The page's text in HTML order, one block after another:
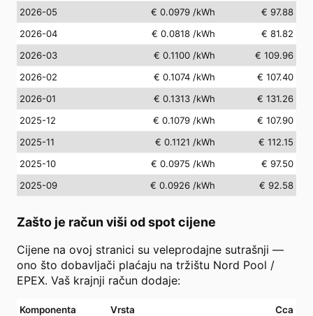
2026-05
€ 0.0979 /kWh
€ 97.88
2026-04
€ 0.0818 /kWh
€ 81.82
2026-03
€ 0.1100 /kWh
€ 109.96
2026-02
€ 0.1074 /kWh
€ 107.40
2026-01
€ 0.1313 /kWh
€ 131.26
2025-12
€ 0.1079 /kWh
€ 107.90
2025-11
€ 0.1121 /kWh
€ 112.15
2025-10
€ 0.0975 /kWh
€ 97.50
2025-09
€ 0.0926 /kWh € 92.58
Zašto je račun viši od spot cijene
Cijene na ovoj stranici su veleprodajne sutrašnji —
ono što dobavljači plaćaju na tržištu Nord Pool /
EPEX. Vaš krajnji račun dodaje:
Komponenta Vrsta Cca